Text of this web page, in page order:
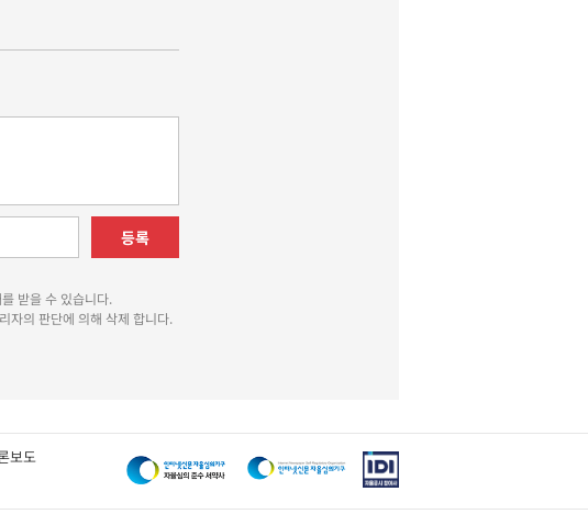
등록
받을 수 있습니다.
자의 판단에 의해 삭제 합니다.
보도